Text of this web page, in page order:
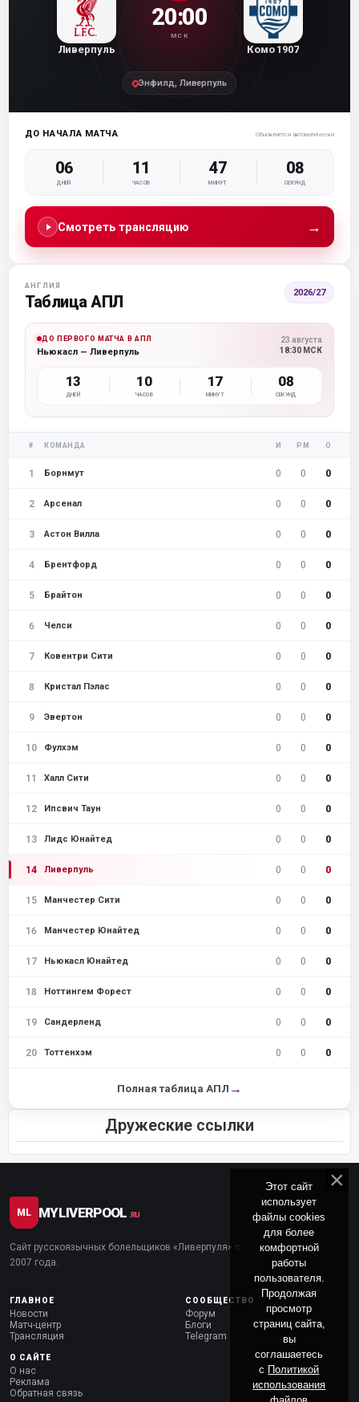
Ливерпуль
20:00
МСК
Комо 1907
Энфилд, Ливерпуль
ДО НАЧАЛА МАТЧА Обновляется автоматически
06
ДНЕЙ
11
ЧАСОВ
47
МИНУТ
08
СЕКУНД
Смотреть трансляцию →
АНГЛИЯ
Таблица АПЛ 2026/27
ДО ПЕРВОГО МАТЧА В АПЛ
Ньюкасл — Ливерпуль
23 августа
18:30 МСК
13
ДНЕЙ
10
ЧАСОВ
17
МИНУТ
08
СЕКУНД
# КОМАНДА И РМ О
1 Борнмут 0 0 0
2 Арсенал 0 0 0
3 Астон Вилла 0 0 0
4 Брентфорд 0 0 0
5 Брайтон 0 0 0
6 Челси 0 0 0
7 Ковентри Сити 0 0 0
8 Кристал Пэлас 0 0 0
9 Эвертон 0 0 0
10 Фулхэм 0 0 0
11 Халл Сити 0 0 0
12 Ипсвич Таун 0 0 0
13 Лидс Юнайтед 0 0 0
14 Ливерпуль 0 0 0
15 Манчестер Сити 0 0 0
16 Манчестер Юнайтед 0 0 0
17 Ньюкасл Юнайтед 0 0 0
18 Ноттингем Форест 0 0 0
19 Сандерленд 0 0 0
20 Тоттенхэм 0 0 0
Полная таблица АПЛ →
Дружеские ссылки
ML MYLIVERPOOL .RU
Сайт русскоязычных болельщиков «Ливерпуля» с
2007 года.
ГЛАВНОЕ
Новости
Матч-центр
Трансляция
СООБЩЕСТВО
Форум
Блоги
Telegram
О САЙТЕ
О нас
Реклама
Обратная связь
Этот сайт
использует
файлы cookies
для более
комфортной
работы
пользователя.
Продолжая
просмотр
страниц сайта,
вы
соглашаетесь
с Политикой
использования